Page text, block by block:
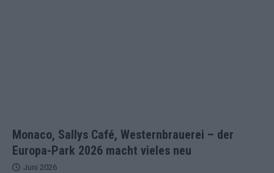
Monaco, Sallys Café, Westernbrauerei – der
Europa-Park 2026 macht vieles neu
Juni 2026